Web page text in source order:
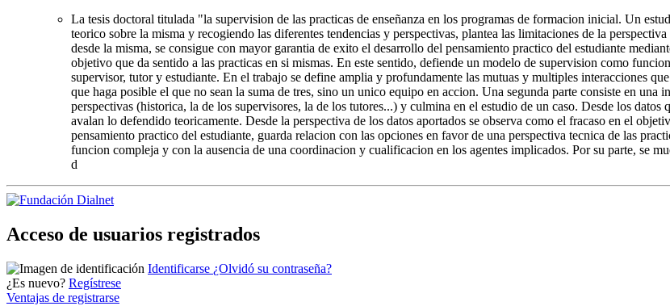
La tesis doctoral titulada "la supervision de las practicas de enseñanza en los programas de formacion inicial. Un
teorico sobre la misma y recogiendo las diferentes tendencias y perspectivas, plantea las limitaciones de la
desde la misma, se consigue con mayor garantia de exito el desarrollo del pensamiento practico del estudiante
objetivo que da sentido a las practicas en si mismas. En este sentido, defiende un modelo de supervision como
supervisor, tutor y estudiante. En el trabajo se define amplia y profundamente las mutuas y multiples interacciones
que haga posible el que no sean la suma de tres, sino un unico equipo en accion. Una segunda parte consiste en
perspectivas (historica, la de los supervisores, la de los tutores...) y culmina en el estudio de un caso. Desde los
avalan lo defendido teoricamente. Desde la perspectiva de los datos aportados se observa como el fracaso en el
pensamiento practico del estudiante, guarda relacion con las opciones en favor de una perspectiva tecnica de las
funcion compleja y con la ausencia de una coordinacion y cualificacion en los agentes implicados. Por su parte, se
d
Acceso de usuarios registrados
Identificarse ¿Olvidó su contraseña?
¿Es nuevo? Regístrese
Ventajas de registrarse